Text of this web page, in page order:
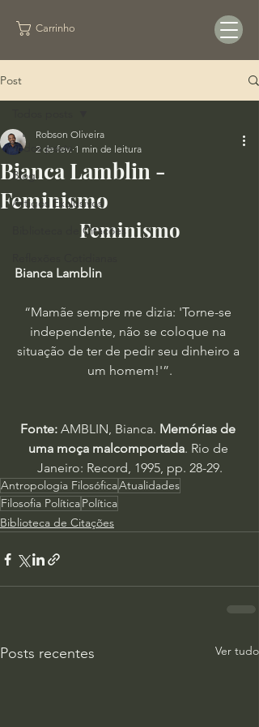
Carrinho
Post
Todos posts
Blog
Artigos Exclusivos
Biblioteca de Citações
Bianca Lamblin -
Feminismo
Robson Oliveira
2 de fev. 1 min de leitura
Feminismo
Bianca Lamblin
“Mamãe sempre me dizia: 'Torne-se
independente, não se coloque na
situação de ter de pedir seu dinheiro a
um homem!'”.
Fonte: AMBLIN, Bianca. Memórias de
uma moça malcomportada. Rio de
Janeiro: Record, 1995, pp. 28-29.
Antropologia FilosóficaAtualidades
Filosofia PolíticaPolítica
Biblioteca de Citações
Posts recentes Ver tudo